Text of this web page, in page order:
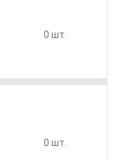
0 шт.
0 шт.